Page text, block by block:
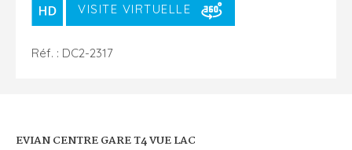
VISITE VIRTUELLE
Réf. : DC2-2317
EVIAN CENTRE GARE T4 VUE LAC